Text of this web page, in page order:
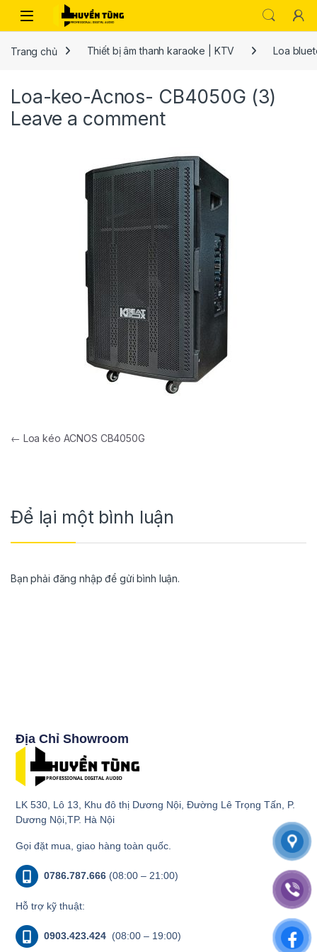
Trang chủ Thiết bị âm thanh karaoke | KTV Loa
Loa-keo-Acnos- CB4050G (3)
Leave a comment
← Loa kéo ACNOS CB4050G
Để lại một bình luận
Bạn phải đăng nhập để gửi bình luận.
Địa Chỉ Showroom
LK 530, Lô 13, Khu đô thị Dương Nội, Đường Lê Trọng Tấn, P.
Dương Nội,TP. Hà Nội
Gọi đặt mua, giao hàng toàn quốc.
0786.787.666 (08:00 – 21:00)
Hỗ trợ kỹ thuật:
0903.423.424 (08:00 – 19:00)